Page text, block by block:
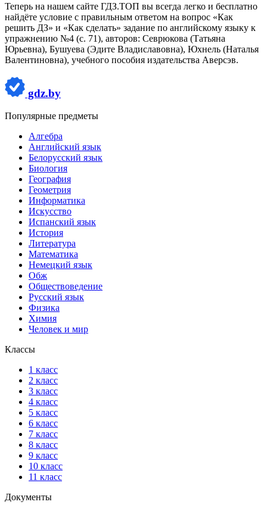
Теперь на нашем сайте ГДЗ.ТОП вы всегда легко и бесплатно
найдёте условие с правильным ответом на вопрос «Как
решить ДЗ» и «Как сделать» задание по английскому языку к
упражнению №4 (с. 71), авторов: Севрюкова (Татьяна
Юрьевна), Бушуева (Эдите Владиславовна), Юхнель (Наталья
Валентиновна), учебного пособия издательства Аверсэв.
gdz.by
Популярные предметы
Алгебра
Английский язык
Белорусский язык
Биология
География
Геометрия
Информатика
Искусство
Испанский язык
История
Литература
Математика
Немецкий язык
Обж
Обществоведение
Русский язык
Физика
Химия
Человек и мир
Классы
1 класс
2 класс
3 класс
4 класс
5 класс
6 класс
7 класс
8 класс
9 класс
10 класс
11 класс
Документы